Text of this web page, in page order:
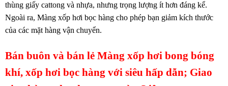
thùng giấy cattong và nhựa, nhưng trọng lượng ít hơn đáng kể.
Ngoài ra, Màng xốp hơi bọc hàng cho phép bạn giảm kích thước
của các mặt hàng vận chuyển.
Bán buôn và bán lẻ Màng xốp hơi bong bóng
khí, xốp hơi bọc hàng với siêu hấp dẫn; Giao